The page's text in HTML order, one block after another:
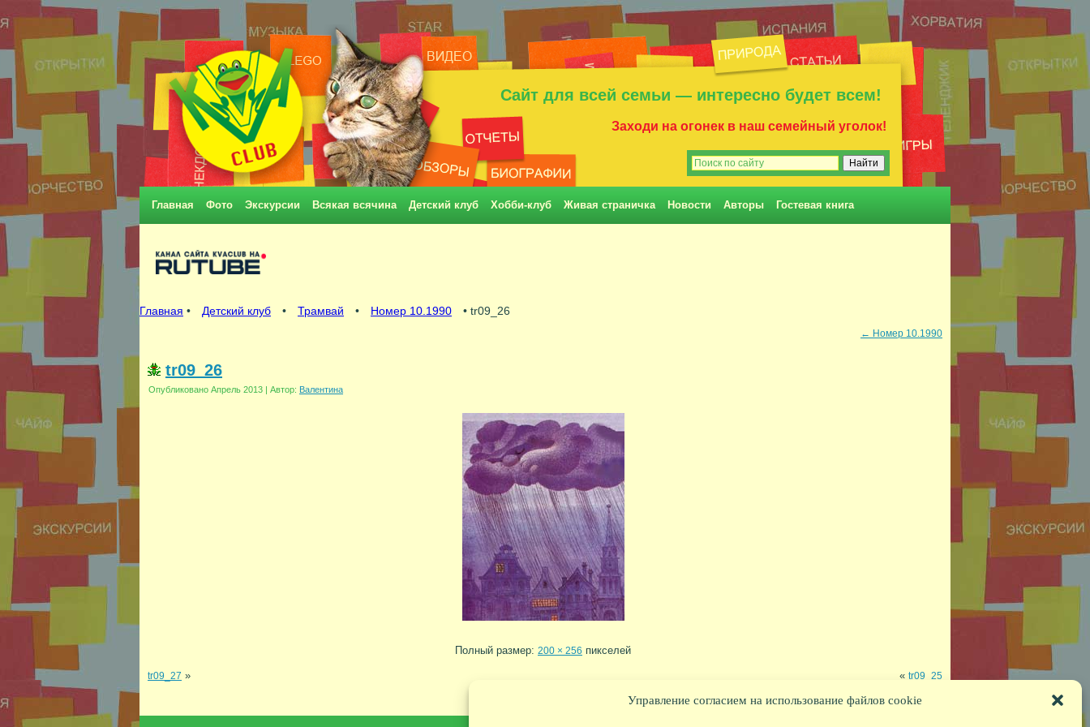
Управление согласием на использование файлов cookie
Сайт для всей семьи — интересно будет всем!
Заходи на огонек в наш семейный уголок!
Главная Фото Экскурсии Всякая всячина Детский клуб Хобби-клуб Живая страничка Новости Авторы Гостевая книга
Главная • Детский клуб • Трамвай • Номер 10.1990 • tr09_26
← Номер 10.1990
tr09_26
Опубликовано Апрель 2013 | Автор: Валентина
Полный размер: 200 × 256 пикселей
tr09_27 » « tr09_25